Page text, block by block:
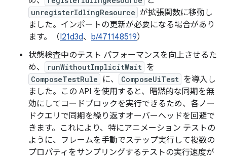
unregisterIdlingResource が拡張関数に移動し
ました。インポートの更新が必要になる場合があり
ます。（I21d3d、 b/471148519）
状態検査中のテスト パフォーマンスを向上させるた
め、
runWithoutImplicitWait を
ComposeTestRule に、 ComposeUiTest を導入し
ました。この API を使用すると、暗黙的な同期を無
効にしてコードブロックを実行できるため、各ノー
ドクエリで同期を繰り返すオーバーヘッドを回避で
きます。これにより、特にアニメーション テストの
ように、フレームを手動でステップ実行して複数の
プロパティをサンプリングするテストの実行速度が